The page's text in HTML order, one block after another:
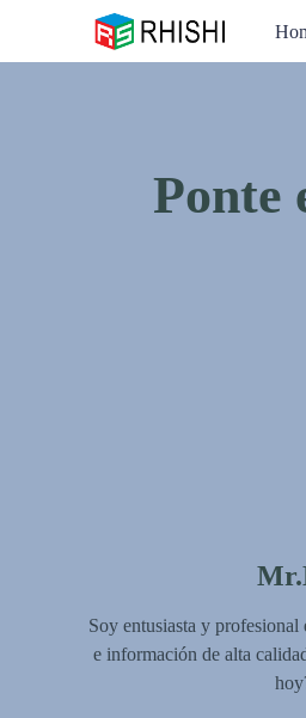
Ponte
Soy entusiasta y
e información de alta